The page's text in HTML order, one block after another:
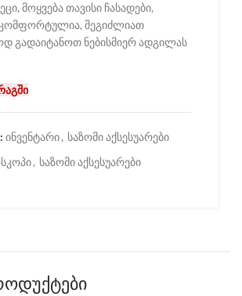
მოყვება თავისი ჩასადები,
შეგიძლიათ
გადაიტანოთ ნებისმიერ ადგილას
ინვენტარი, საზომი აქსესუარები
, საზომი აქსესუარები